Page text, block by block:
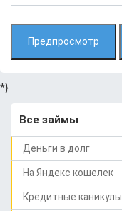
*}
Все займы
Деньги в долг
На Яндекс кошелек
Кредитные каникулы